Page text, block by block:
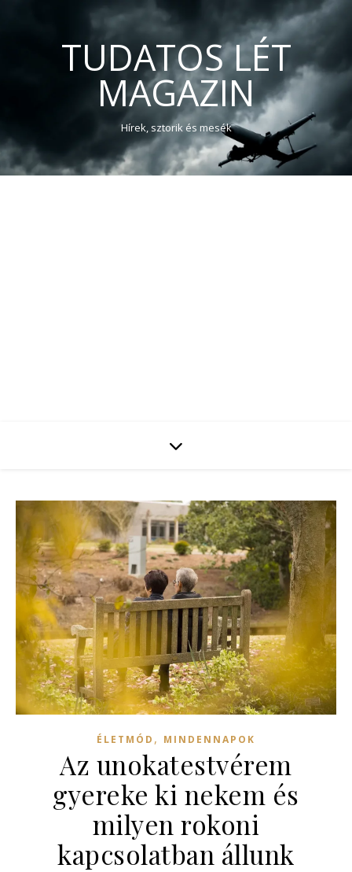
TUDATOS LÉT
MAGAZIN
Hírek, sztorik és mesék
ÉLETMÓD , MINDENNAPOK
Az unokatestvérem
gyereke ki nekem és
milyen rokoni
kapcsolatban állunk